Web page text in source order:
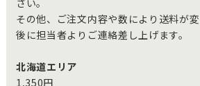
その他、ご注文内容や数により送料が
後に担当者よりご連絡差し上げます。
北海道エリア
1,350円